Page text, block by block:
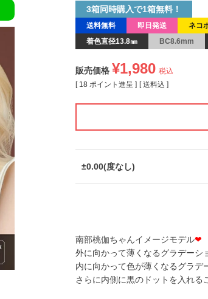
送料無料 即日発送 ネコ
着色直径13.8㎜
BC8.6mm
3箱同時購入で1箱無料！
販売価格 ¥1,980 税込
[ 18 ポイント進呈 ] 送料込
±0.00(度なし)
南部桃伽ちゃんイメージモデル❤
外に向かって薄くなるグラデーシ
内に向かって色が薄くなるグラデ
さらに内側に黒のドットを入れ